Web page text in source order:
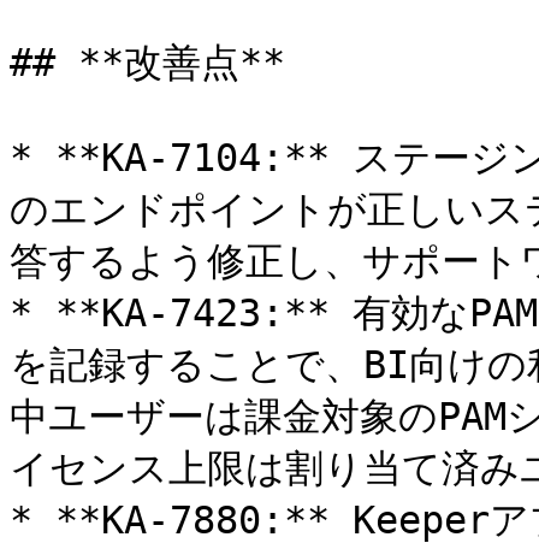
## **改善点**
* **KA-7104:** ステージン
のエンドポイントが正しい
答するよう修正し、サポート
* **KA-7423:** 有効なPAM
を記録することで、BI向け
中ユーザーは課金対象のPAM
イセンス上限は割り当て済
* **KA-7880:** Keeperア